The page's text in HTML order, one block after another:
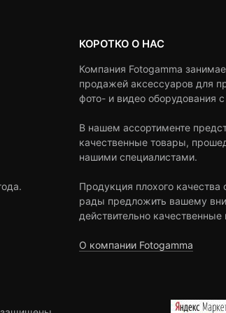
КОРОТКО О НАС
Компания Fotogamma
продажей аксессуаров для
фото- и видео оборудования
В нашем ассортименте
качественные товары,
нашими специалистами.
Продукция плохого качества
рады предложить вашему
действительно
О компании Fotogamma